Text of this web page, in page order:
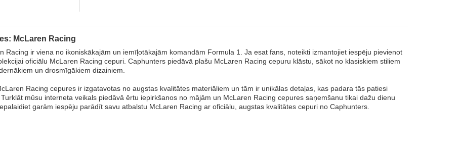
McLaren Racing
Racing ir viena no ikoniskākajām un iemīļotākajām komandām Formula 1. Ja esat fans, noteikti izmantojiet iespēju pievienot
oficiālu McLaren Racing cepuri. Caphunters piedāvā plašu McLaren Racing cepuru klāstu, sākot no klasiskiem stiliem
un drosmīgākiem dizainiem.
Racing cepures ir izgatavotas no augstas kvalitātes materiāliem un tām ir unikālas detaļas, kas padara tās patiesi
mūsu interneta veikals piedāvā ērtu iepirkšanos no mājām un McLaren Racing cepures saņemšanu tikai dažu dienu
garām iespēju parādīt savu atbalstu McLaren Racing ar oficiālu, augstas kvalitātes cepuri no Caphunters.